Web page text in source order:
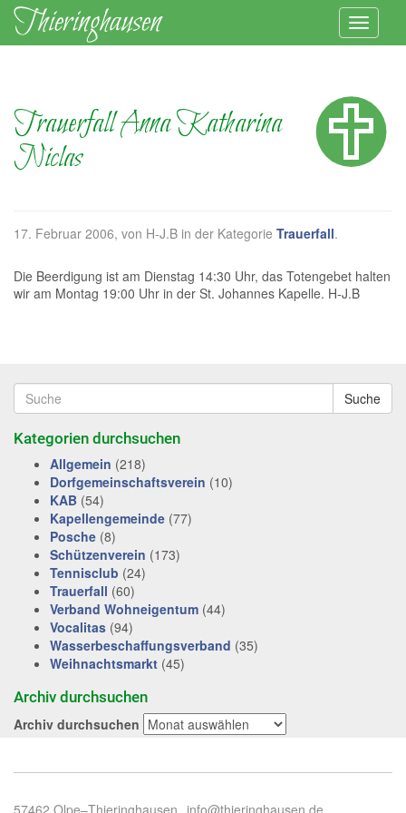
Trauerfall Anna Katharina
Niclas
17. Februar 2006, von H-J.B in der Kategorie Trauerfall.
Die Beerdigung ist am Dienstag 14:30 Uhr, das Totengebet halten
wir am Montag 19:00 Uhr in der St. Johannes Kapelle. H-J.B
Suche
Kategorien durchsuchen
Allgemein (218)
Dorfgemeinschaftsverein (10)
KAB (54)
Kapellengemeinde (77)
Posche (8)
Schützenverein (173)
Tennisclub (24)
Trauerfall (60)
Verband Wohneigentum (44)
Vocalitas (94)
Wasserbeschaffungsverband (35)
Weihnachtsmarkt (45)
Archiv durchsuchen
Archiv durchsuchen
57462 Olpe–Thieringhausen info@thieringhausen.de